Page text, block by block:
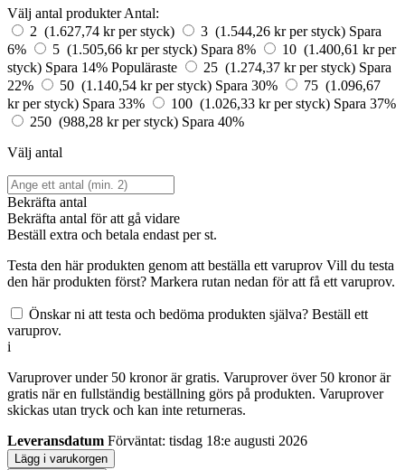
Välj antal produkterAntal:
2 (1.627,74 kr per styck)
3 (1.544,26 kr per styck) Spara
6%
5 (1.505,66 kr per styck) Spara 8%
10 (1.400,61 kr per
styck) Spara 14% Populäraste 25 (1.274,37 kr per styck) Spara
22%
50 (1.140,54 kr per styck) Spara 30%
75 (1.096,67
kr per styck) Spara 33% 100 (1.026,33 kr per styck) Spara 37%
250 (988,28 kr per styck) Spara 40%
Välj antal
Bekräfta antal
Bekräfta antal för att gå vidare
Beställ extra och betala endastper st.
Testa den här produkten genom att beställa ett varuprov Vill du testa
den här produkten först? Markera rutan nedan för att få ett varuprov.
Önskar ni att testa och bedöma produkten själva? Beställ ett
varuprov.
i
Varuprover under 50 kronor är gratis. Varuprover över 50 kronor är
gratis när en fullständig beställning görs på produkten. Varuprover
skickas utan tryck och kan inte returneras.
Leveransdatum Förväntat: tisdag 18:e augusti 2026
Lägg i varukorgen